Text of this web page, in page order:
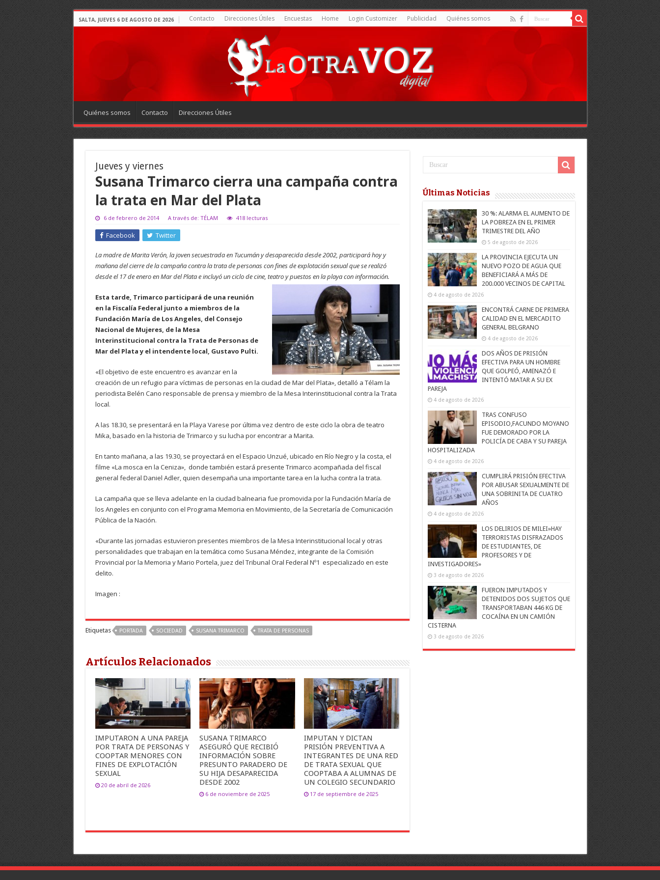
SALTA, JUEVES 6 DE AGOSTO DE 2026 Contacto Direcciones Útiles Encuestas Home Login Customizer Publicidad Quiénes somos
Quiénes somos Contacto Direcciones Útiles
Jueves y viernes
Susana Trimarco cierra una campaña contra
la trata en Mar del Plata
6 de febrero de 2014 A través de: TÉLAM 418 lecturas
Facebook Twitter
La madre de Marita Verón, la joven secuestrada en Tucumán y desaparecida desde 2002, participará hoy y
mañana del cierre de la campaña contra la trata de personas con fines de explotación sexual que se realizó
desde el 17 de enero en Mar del Plata e incluyó un ciclo de cine, teatro y puestos en la playa con información.
Esta tarde, Trimarco participará de una reunión
en la Fiscalía Federal junto a miembros de la
Fundación María de Los Angeles, del Consejo
Nacional de Mujeres, de la Mesa
Interinstitucional contra la Trata de Personas de
Mar del Plata y el intendente local, Gustavo Pulti.
«El objetivo de este encuentro es avanzar en la
creación de un refugio para víctimas de personas en la ciudad de Mar del Plata», detalló a Télam la
periodista Belén Cano responsable de prensa y miembro de la Mesa Interinstitucional contra la Trata
local.
A las 18.30, se presentará en la Playa Varese por última vez dentro de este ciclo la obra de teatro
Mika, basado en la historia de Trimarco y su lucha por encontrar a Marita.
En tanto mañana, a las 19.30, se proyectará en el Espacio Unzué, ubicado en Río Negro y la costa, el
filme «La mosca en la Ceniza», donde también estará presente Trimarco acompañada del fiscal
general federal Daniel Adler, quien desempaña una importante tarea en la lucha contra la trata.
La campaña que se lleva adelante en la ciudad balnearia fue promovida por la Fundación María de
los Angeles en conjunto con el Programa Memoria en Movimiento, de la Secretaría de Comunicación
Pública de la Nación.
«Durante las jornadas estuvieron presentes miembros de la Mesa Interinstitucional local y otras
personalidades que trabajan en la temática como Susana Méndez, integrante de la Comisión
Provincial por la Memoria y Mario Portela, juez del Tribunal Oral Federal Nº1 especializado en este
delito.
Imagen :
Etiquetas PORTADA SOCIEDAD SUSANA TRIMARCO TRATA DE PERSONAS
Artículos Relacionados
IMPUTARON A UNA PAREJA
POR TRATA DE PERSONAS Y
COOPTAR MENORES CON
FINES DE EXPLOTACIÓN
SEXUAL
20 de abril de 2026
SUSANA TRIMARCO
ASEGURÓ QUE RECIBIÓ
INFORMACIÓN SOBRE
PRESUNTO PARADERO DE
SU HIJA DESAPARECIDA
DESDE 2002
6 de noviembre de 2025
IMPUTAN Y DICTAN
PRISIÓN PREVENTIVA A
INTEGRANTES DE UNA RED
DE TRATA SEXUAL QUE
COOPTABA A ALUMNAS DE
UN COLEGIO SECUNDARIO
17 de septiembre de 2025
Últimas Noticias
30 %: ALARMA EL AUMENTO DE
LA POBREZA EN EL PRIMER
TRIMESTRE DEL AÑO
5 de agosto de 2026
LA PROVINCIA EJECUTA UN
NUEVO POZO DE AGUA QUE
BENEFICIARÁ A MÁS DE
200.000 VECINOS DE CAPITAL
4 de agosto de 2026
ENCONTRÁ CARNE DE PRIMERA
CALIDAD EN EL MERCADITO
GENERAL BELGRANO
4 de agosto de 2026
DOS AÑOS DE PRISIÓN
EFECTIVA PARA UN HOMBRE
QUE GOLPEÓ, AMENAZÓ E
INTENTÓ MATAR A SU EX
PAREJA
4 de agosto de 2026
TRAS CONFUSO
EPISODIO,FACUNDO MOYANO
FUE DEMORADO POR LA
POLICÍA DE CABA Y SU PAREJA
HOSPITALIZADA
4 de agosto de 2026
CUMPLIRÁ PRISIÓN EFECTIVA
POR ABUSAR SEXUALMENTE DE
UNA SOBRINITA DE CUATRO
AÑOS
4 de agosto de 2026
LOS DELIRIOS DE MILEI»HAY
TERRORISTAS DISFRAZADOS
DE ESTUDIANTES, DE
PROFESORES Y DE
INVESTIGADORES»
3 de agosto de 2026
FUERON IMPUTADOS Y
DETENIDOS DOS SUJETOS QUE
TRANSPORTABAN 446 KG DE
COCAÍNA EN UN CAMIÓN
CISTERNA
3 de agosto de 2026